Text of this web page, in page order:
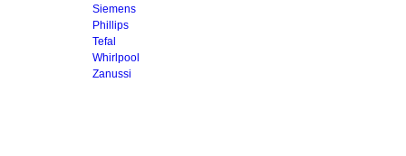
Siemens
Phillips
Tefal
Whirlpool
Zanussi